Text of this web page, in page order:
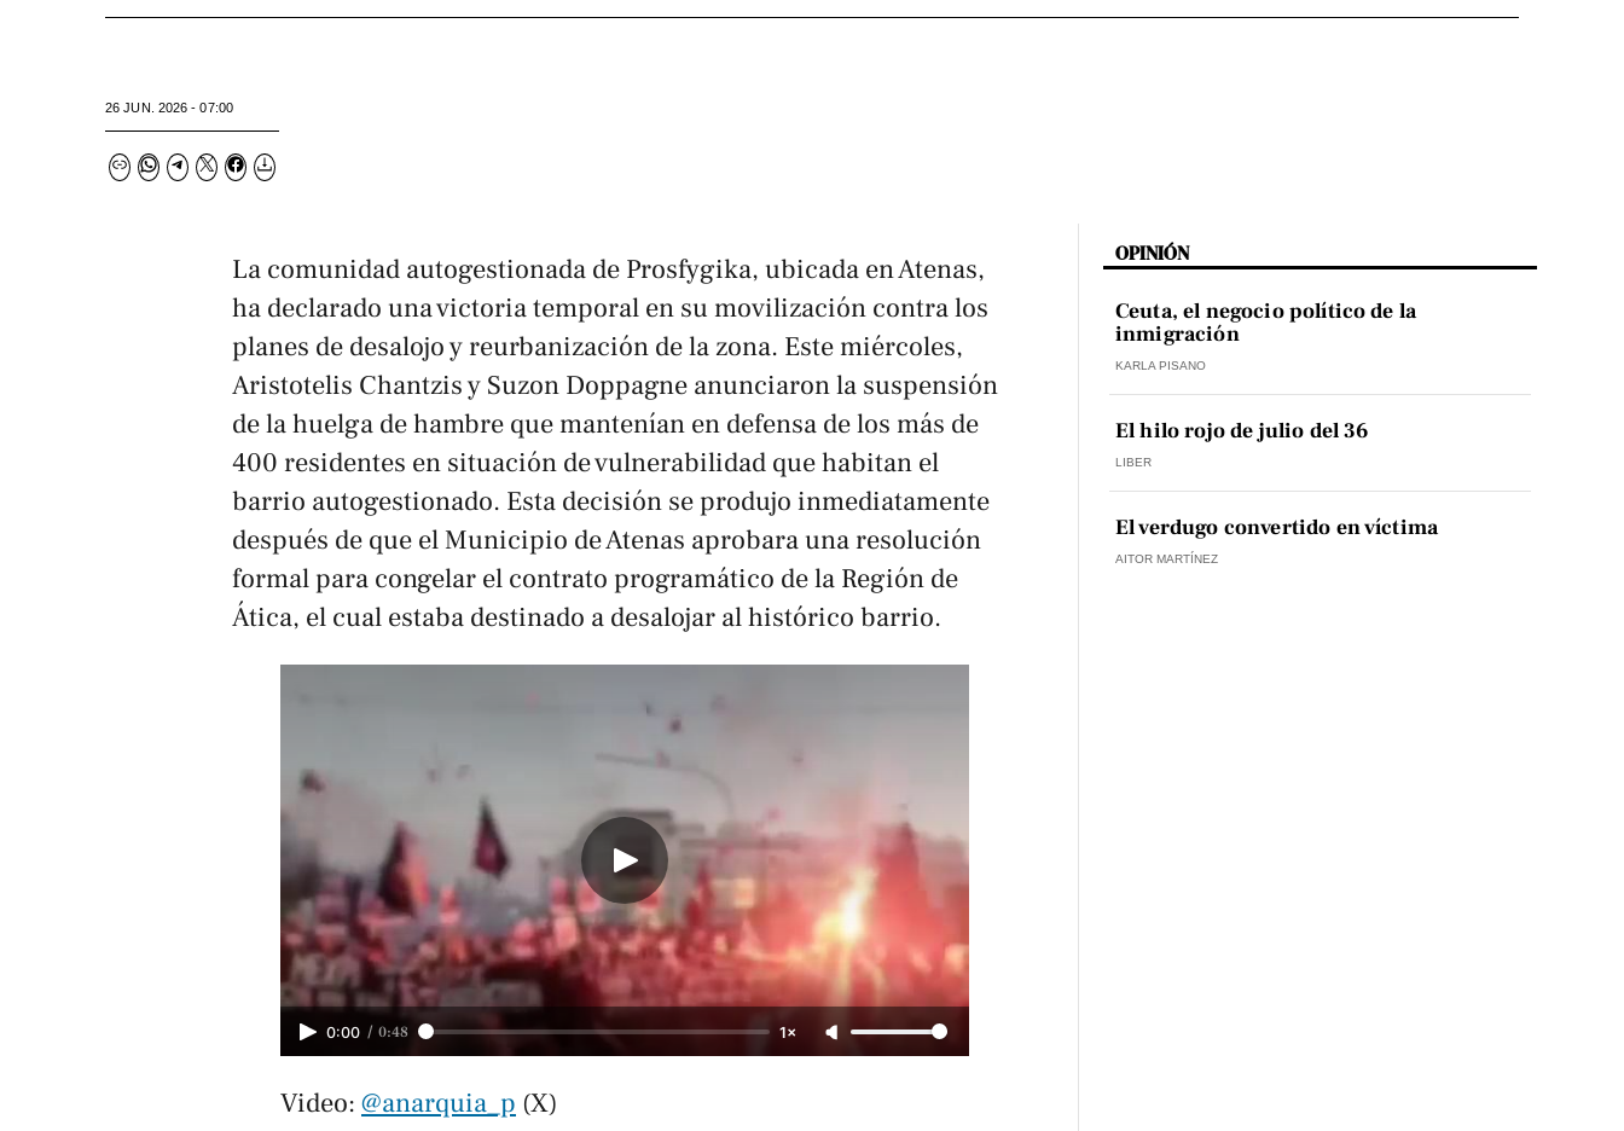
26 JUN. 2026 - 07:00
La comunidad autogestionada de Prosfygika, ubicada en Atenas,
ha declarado una victoria temporal en su movilización contra los
planes de desalojo y reurbanización de la zona. Este miércoles,
Aristotelis Chantzis y Suzon Doppagne anunciaron la suspensión
de la huelga de hambre que mantenían en defensa de los más de
400 residentes en situación de vulnerabilidad que habitan el
barrio autogestionado. Esta decisión se produjo inmediatamente
después de que el Municipio de Atenas aprobara una resolución
formal para congelar el contrato programático de la Región de
Ática, el cual estaba destinado a desalojar al histórico barrio.
0:00 / 0:48 1×
Video: @anarquia_p (X)
OPINIÓN
Ceuta, el negocio político de la
inmigración
KARLA PISANO
El hilo rojo de julio del 36
LIBER
El verdugo convertido en víctima
AITOR MARTÍNEZ